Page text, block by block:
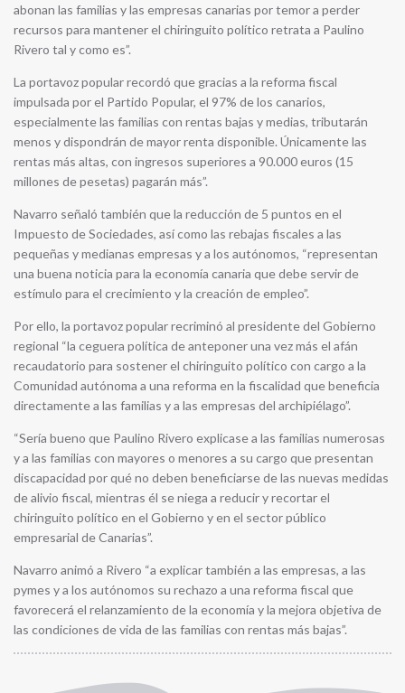
abonan las familias y las empresas canarias por temor a perder
recursos para mantener el chiringuito político retrata a Paulino
Rivero tal y como es”.
La portavoz popular recordó que gracias a la reforma fiscal
impulsada por el Partido Popular, el 97% de los canarios,
especialmente las familias con rentas bajas y medias, tributarán
menos y dispondrán de mayor renta disponible. Únicamente las
rentas más altas, con ingresos superiores a 90.000 euros (15
millones de pesetas) pagarán más”.
Navarro señaló también que la reducción de 5 puntos en el
Impuesto de Sociedades, así como las rebajas fiscales a las
pequeñas y medianas empresas y a los autónomos, “representan
una buena noticia para la economía canaria que debe servir de
estímulo para el crecimiento y la creación de empleo”.
Por ello, la portavoz popular recriminó al presidente del Gobierno
regional “la ceguera política de anteponer una vez más el afán
recaudatorio para sostener el chiringuito político con cargo a la
Comunidad autónoma a una reforma en la fiscalidad que beneficia
directamente a las familias y a las empresas del archipiélago”.
“Sería bueno que Paulino Rivero explicase a las familias numerosas
y a las familias con mayores o menores a su cargo que presentan
discapacidad por qué no deben beneficiarse de las nuevas medidas
de alivio fiscal, mientras él se niega a reducir y recortar el
chiringuito político en el Gobierno y en el sector público
empresarial de Canarias”.
Navarro animó a Rivero “a explicar también a las empresas, a las
pymes y a los autónomos su rechazo a una reforma fiscal que
favorecerá el relanzamiento de la economía y la mejora objetiva de
las condiciones de vida de las familias con rentas más bajas”.